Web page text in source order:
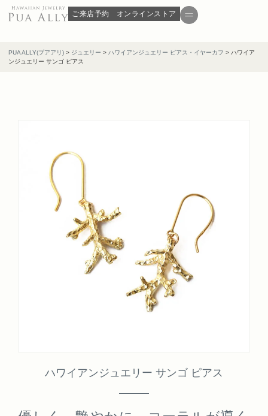
ご来店予約 オンラインストア
PUA ALLY(プアアリ) > ジュエリー > ハワイアンジュエリー ピアス・イヤーカフ > ハワイア
ンジュエリー サンゴ ピアス
ハワイアンジュエリー サンゴ ピアス